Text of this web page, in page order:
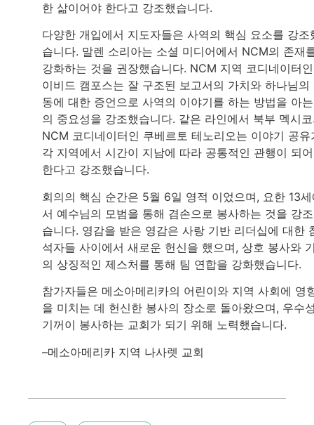
한 삶이어야 한다고 강조했습니다.
다양한 개입에서 지도자들은 사역의 핵심 요소를 강조
습니다. 말렌 소리아는 소셜 미디어에서 NCM의 존재
강화하는 것을 권장했습니다. NCM 지역 코디네이터
이비드 캠포스는 잘 구조된 보고서의 가치와 하나님의
동에 대한 증언으로 사역의 이야기를 하는 방법을 아
의 중요성을 강조했습니다. 같은 라인에서 북부 멕시
NCM 코디네이터인 쿠베르토 테노리오는 이야기 공유
각 지역에서 시간이 지남에 따라 공통적인 관행이 되
한다고 강조했습니다.
회의의 핵심 순간은 5월 6일 영적 이었으며, 요한 13
서 예수님의 모범을 통해 겸손으로 봉사하는 것을 강
습니다. 영감을 받은 영감은 사랑 기반 리더십에 대한
석자들 사이에서 새로운 헌신을 했으며, 상호 봉사와
의 상징적인 제스처를 통해 팀 연합을 강화했습니다.
참가자들은 메소아메리카의 어린이와 지역 사회에 영
을 미치는 데 헌신한 봉사의 장소로 돌아왔으며, 우수
기꺼이 봉사하는 교회가 되기 위해 노력했습니다.
–메소아메리카 지역 나사렛 교회